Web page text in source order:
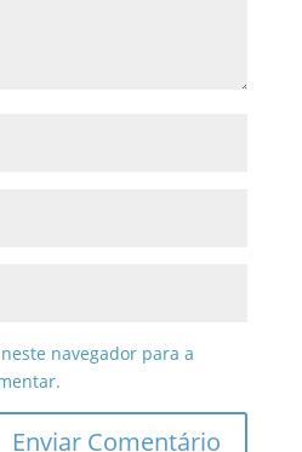
navegador para a